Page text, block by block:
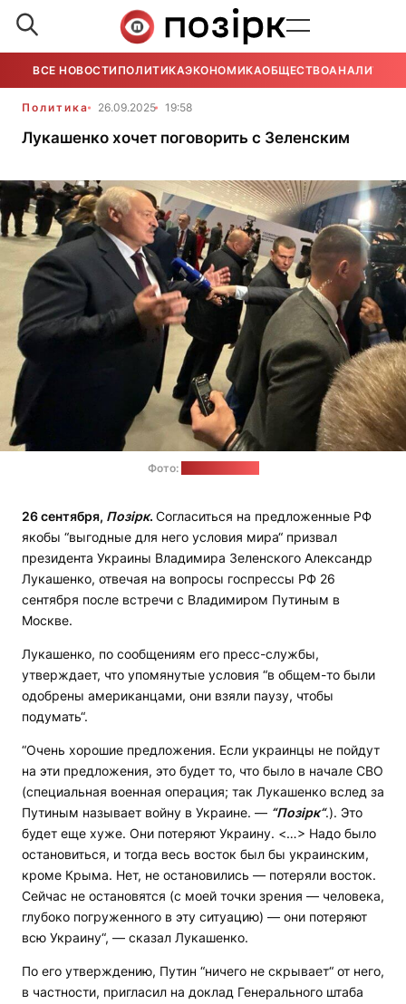
ВСЕ НОВОСТИ ПОЛИТИКАЭКОНОМИКАОБЩЕСТВОАНАЛИТИКА
Политика 26.09.2025 19:58
Лукашенко хочет поговорить с Зеленским
Фото:
26 сентября, Позірк. Согласиться на предложенные РФ
якобы “выгодные для него условия мира“ призвал
президента Украины Владимира Зеленского Александр
Лукашенко, отвечая на вопросы госпрессы РФ 26
сентября после встречи с Владимиром Путиным в
Москве.
Лукашенко, по сообщениям его пресс-службы,
утверждает, что упомянутые условия “в общем-то были
одобрены американцами, они взяли паузу, чтобы
подумать“.
“Очень хорошие предложения. Если украинцы не пойдут
на эти предложения, это будет то, что было в начале СВО
(специальная военная операция; так Лукашенко вслед за
Путиным называет войну в Украине. — “Позірк“.). Это
будет еще хуже. Они потеряют Украину. <…> Надо было
остановиться, и тогда весь восток был бы украинским,
кроме Крыма. Нет, не остановились — потеряли восток.
Сейчас не остановятся (с моей точки зрения — человека,
глубоко погруженного в эту ситуацию) — они потеряют
всю Украину“, — сказал Лукашенко.
По его утверждению, Путин “ничего не скрывает“ от него,
в частности, пригласил на доклад Генерального штаба